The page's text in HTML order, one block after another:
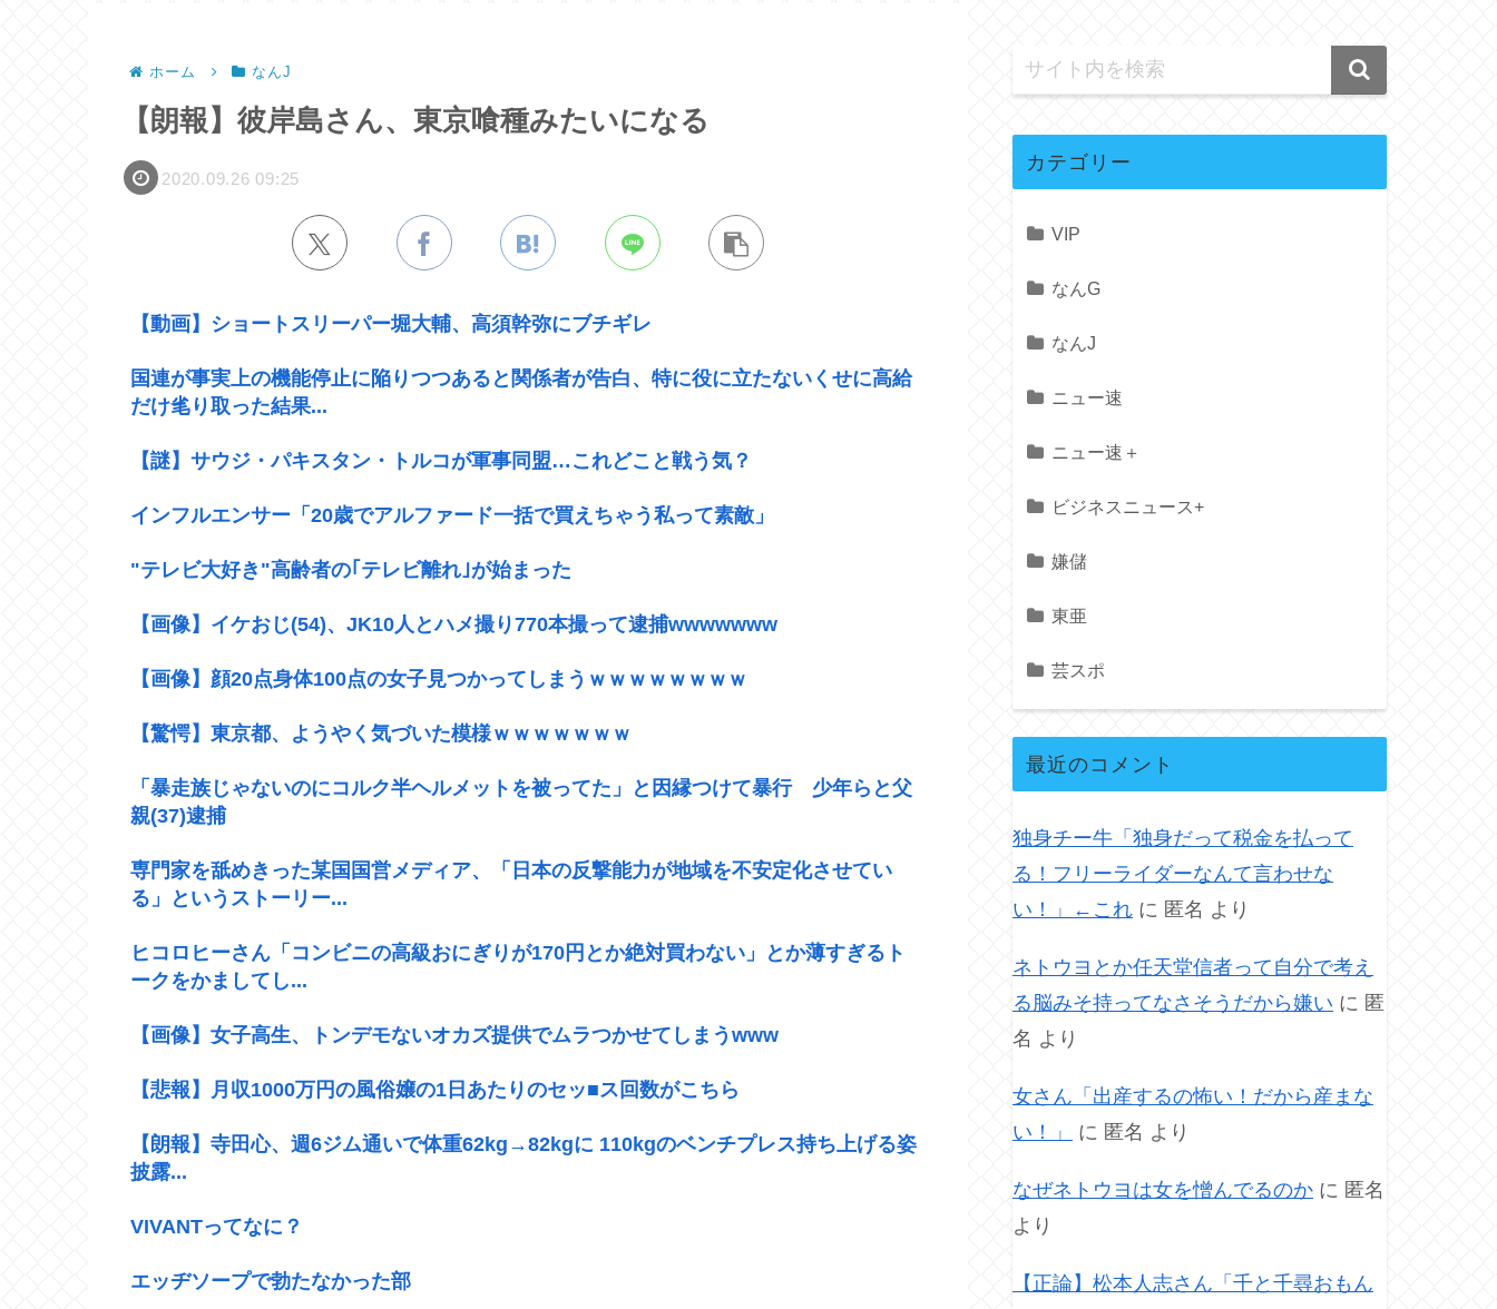
ホーム なんJ
【朗報】彼岸島さん、東京喰種みたいになる
2020.09.26 09:25
【動画】ショートスリーパー堀大輔、高須幹弥にブチギレ
国連が事実上の機能停止に陥りつつあると関係者が告白、特に役に立たないくせに高給
だけ毟り取った結果...
【謎】サウジ・パキスタン・トルコが軍事同盟…これどこと戦う気？
インフルエンサー「20歳でアルファード一括で買えちゃう私って素敵」
"テレビ大好き"高齢者の｢テレビ離れ｣が始まった
【画像】イケおじ(54)、JK10人とハメ撮り770本撮って逮捕wwwwwww
【画像】顔20点身体100点の女子見つかってしまうｗｗｗｗｗｗｗｗ
【驚愕】東京都、ようやく気づいた模様ｗｗｗｗｗｗｗ
「暴走族じゃないのにコルク半ヘルメットを被ってた」と因縁つけて暴行 少年らと父
親(37)逮捕
専門家を舐めきった某国国営メディア、「日本の反撃能力が地域を不安定化させてい
る」というストーリー...
ヒコロヒーさん「コンビニの高級おにぎりが170円とか絶対買わない」とか薄すぎるト
ークをかましてし...
【画像】女子高生、トンデモないオカズ提供でムラつかせてしまうwww
【悲報】月収1000万円の風俗嬢の1日あたりのセッ■ス回数がこちら
【朗報】寺田心、週6ジム通いで体重62kg→82kgに 110kgのベンチプレス持ち上げる姿
披露...
VIVANTってなに？
エッヂソープで勃たなかった部
カテゴリー
VIP
なんG
なんJ
ニュー速
ニュー速＋
ビジネスニュース+
嫌儲
東亜
芸スポ
最近のコメント
独身チー牛「独身だって税金を払って
る！フリーライダーなんて言わせな
い！」←これ に 匿名 より
ネトウヨとか任天堂信者って自分で考え
る脳みそ持ってなさそうだから嫌い に 匿
名 より
女さん「出産するの怖い！だから産まな
い！」
に 匿名 より
なぜネトウヨは女を憎んでるのか に 匿名
より
【正論】松本人志さん「千と千尋おもん